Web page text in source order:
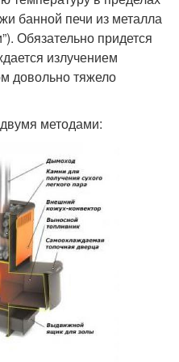
банной печи из металла
Обязательно придется
излучением
довольно тяжело
методами: